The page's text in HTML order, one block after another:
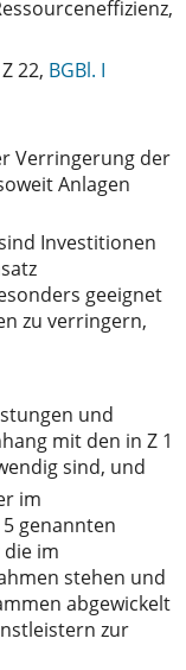
22, BGBl. I
Verringerung der
Anlagen
Investitionen
geeignet
zu verringern,
und
mit den in Z 1
sind, und
im
genannten
im
stehen und
abgewickelt
zur